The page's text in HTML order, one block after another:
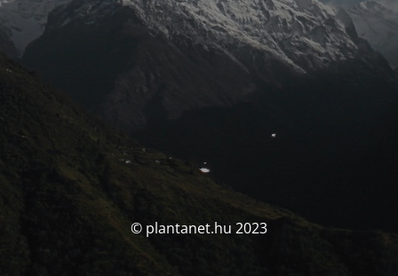
© plantanet.hu 2023